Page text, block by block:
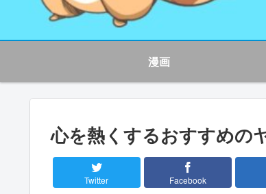
漫画
心を熱くするおすすめの
Twitter Facebook